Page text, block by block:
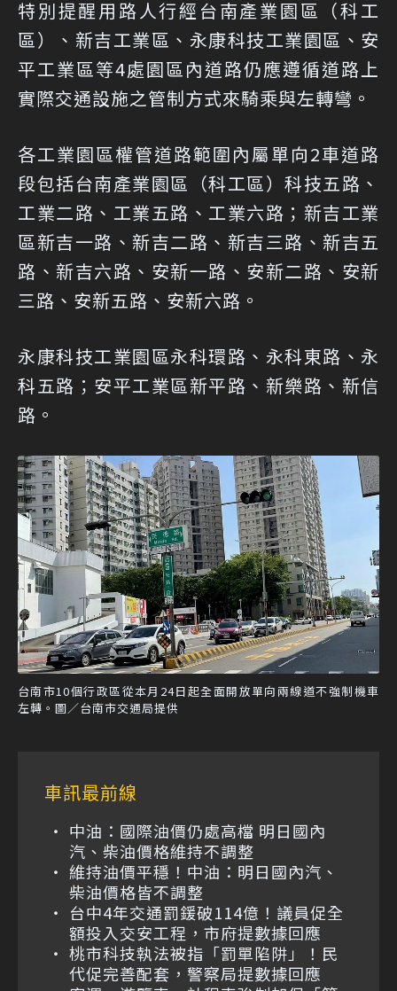
特別提醒用路人行經台南產業園區（科工
區）、新吉工業區、永康科技工業園區、安
平工業區等4處園區內道路仍應遵循道路上
實際交通設施之管制方式來騎乘與左轉彎。
各工業園區權管道路範圍內屬單向2車道路
段包括台南產業園區（科工區）科技五路、
工業二路、工業五路、工業六路；新吉工業
區新吉一路、新吉二路、新吉三路、新吉五
路、新吉六路、安新一路、安新二路、安新
三路、安新五路、安新六路。
永康科技工業園區永科環路、永科東路、永
科五路；安平工業區新平路、新樂路、新信
路。
台南市10個行政區從本月24日起全面開放單向兩線道不強制機車
左轉。圖／台南市交通局提供
車訊最前線
中油：國際油價仍處高檔 明日國內
汽、柴油價格維持不調整
維持油價平穩！中油：明日國內汽、
柴油價格皆不調整
台中4年交通罰鍰破114億！議員促全
額投入交安工程，市府提數據回應
桃市科技執法被指「罰單陷阱」！民
代促完善配套，警察局提數據回應